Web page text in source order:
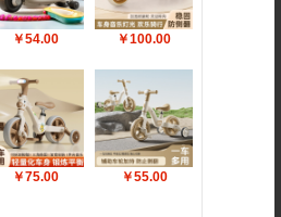
￥54.00 ￥100.00
￥75.00 ￥55.00